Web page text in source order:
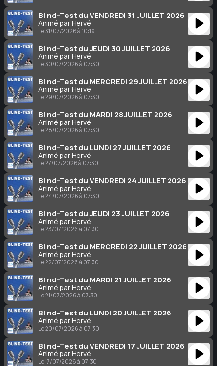
Blind-Test du VENDREDI 31 JUILLET 2026
Animé par Hervé
Le 31/07/2026 à 10:19
Blind-Test du JEUDI 30 JUILLET 2026
Animé par Hervé
Le 30/07/2026 à 07:30
Blind-Test du MERCREDI 29 JUILLET 2026
Animé par Hervé
Le 29/07/2026 à 07:30
Blind-Test du MARDI 28 JUILLET 2026
Animé par Hervé
Le 28/07/2026 à 07:30
Blind-Test du LUNDI 27 JUILLET 2026
Animé par Hervé
Le 27/07/2026 à 07:30
Blind-Test du VENDREDI 24 JUILLET 2026
Animé par Hervé
Le 24/07/2026 à 07:30
Blind-Test du JEUDI 23 JUILLET 2026
Animé par Hervé
Le 23/07/2026 à 07:30
Blind-Test du MERCREDI 22 JUILLET 2026
Animé par Hervé
Le 22/07/2026 à 07:30
Blind-Test du MARDI 21 JUILLET 2026
Animé par Hervé
Le 21/07/2026 à 07:30
Blind-Test du LUNDI 20 JUILLET 2026
Animé par Hervé
Le 20/07/2026 à 07:30
Blind-Test du VENDREDI 17 JUILLET 2026
Animé par Hervé
Le 17/07/2026 à 07:30